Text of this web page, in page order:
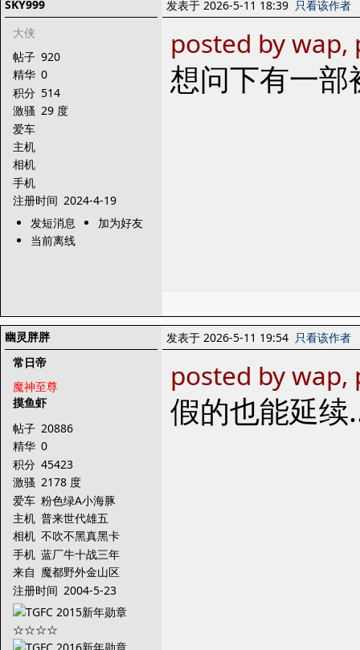
SKY999
大侠
帖子 920
精华 0
积分 514
激骚 29 度
爱车
主机
相机
手机
注册时间 2024-4-19
发短消息
加为好友
当前离线
发表于 2026-5-11 18:39 只看该作者
posted by
想问下有一
幽灵胖胖
常日帝
魔神至尊
摸鱼虾
帖子 20886
精华 0
积分 45423
激骚 2178 度
爱车 粉色绿A小海豚
主机 普来世代雄五
相机 不吹不黑真黑卡
手机 蓝厂牛十战三年
来自 魔都野外金山区
注册时间 2004-5-23
发表于 2026-5-11 19:54 只看该作者
posted by
假的也能延续